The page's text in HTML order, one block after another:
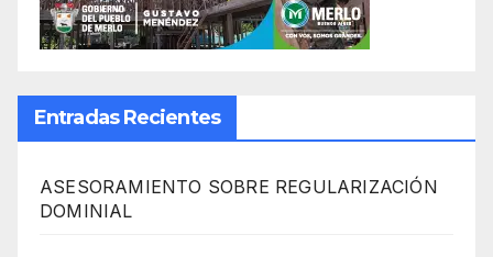
Entradas Recientes
ASESORAMIENTO SOBRE REGULARIZACIÓN
DOMINIAL